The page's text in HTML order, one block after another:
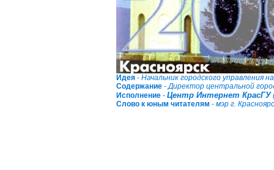
Идея - Начальник городского управления
Содержание -Директор центральной
Исполнение - Центр Интернет КрасГУ
Слово к юным читателям - мэр г.